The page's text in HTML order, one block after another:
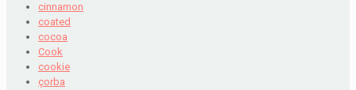
cinnamon
coated
cocoa
Cook
cookie
çorba